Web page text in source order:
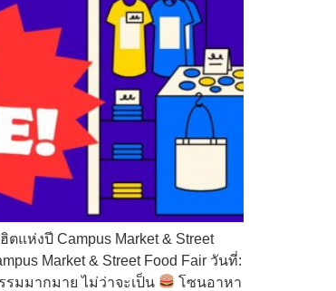
ห่งปี Campus Market & Street
Market & Street Food Fair วันที่:
รมมากมาย ไม่ว่าจะเป็น
โซนอาหา